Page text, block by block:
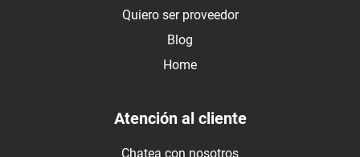
Quiero ser proveedor
Blog
Home
Atención al cliente
Chatea con nosotros